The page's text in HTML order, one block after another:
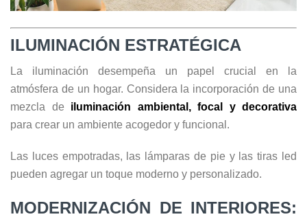
ILUMINACIÓN ESTRATÉGICA
La iluminación desempeña un papel crucial en la
atmósfera de un hogar. Considera la incorporación de una
mezcla de iluminación ambiental, focal y decorativa
para crear un ambiente acogedor y funcional.
Las luces empotradas, las lámparas de pie y las tiras led
pueden agregar un toque moderno y personalizado.
MODERNIZACIÓN DE INTERIORES: